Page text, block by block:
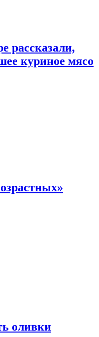
рассказали,
куриное мясо
оливки